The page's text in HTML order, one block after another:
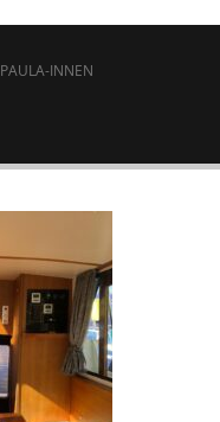
PAULA-INNEN